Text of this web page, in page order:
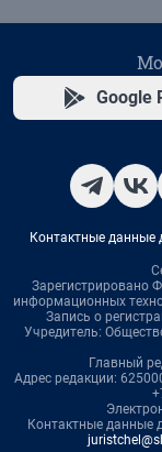
Google
Контактные данные
Зарегистрировано
информационных
Запись о
Учредитель:
Главный
Адрес редакции:
Контактные данные